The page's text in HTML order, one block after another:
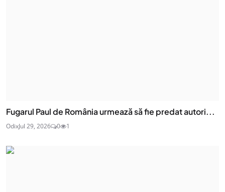
Fugarul Paul de România urmează să fie predat autori...
OdixJul 29, 2026 0 1